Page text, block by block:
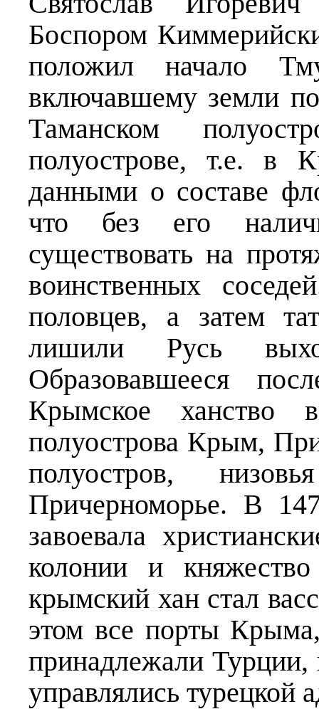
Боспором
положил начало
включавшему земли
Таманском
полуострове, т.е. в
данными о составе
что без его
существовать на
воинственных
половцев, а затем
лишили Русь
Образовавшееся
Крымское ханство
полуострова Крым,
полуостров,
Причерноморье. В
завоевала
колонии и
крымский хан стал
этом все порты
принадлежали Турции,
управлялись турецкой